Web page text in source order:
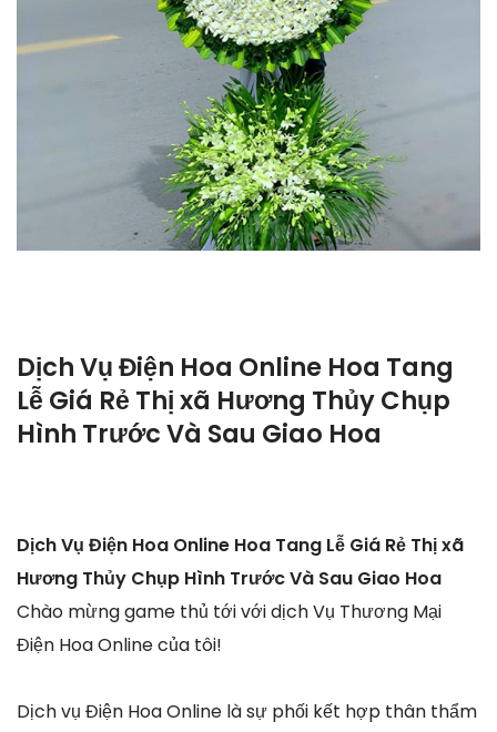
Dịch Vụ Điện Hoa Online Hoa Tang
Lễ Giá Rẻ Thị xã Hương Thủy Chụp
Hình Trước Và Sau Giao Hoa
Dịch Vụ Điện Hoa Online Hoa Tang Lễ Giá Rẻ Thị xã
Hương Thủy Chụp Hình Trước Và Sau Giao Hoa
Chào mừng game thủ tới với dịch Vụ Thương Mại
Điện Hoa Online của tôi!
Dịch vụ Điện Hoa Online là sự phối kết hợp thân thẩm